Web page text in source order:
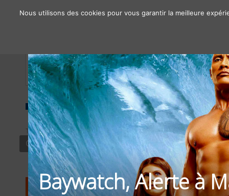
À propos Chiffres clés Nos solutions
TYPE
CONTENU
SECTEUR
CULTURE
OBJECTIF
DRIVE TO
Baywatch, Alerte à
Nous utilisons des cookies pour vous garantir la meilleure